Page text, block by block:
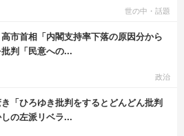
世の中・話題
市首相「内閣支持率下落の原因分から
判「民意への...
政治
「ひろゆき批判をするとどんどん批判
の左派リベラ...